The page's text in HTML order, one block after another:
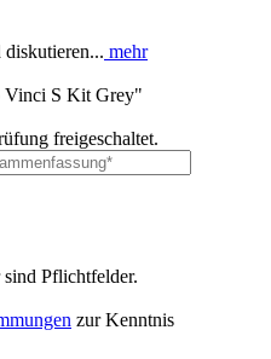
diskutieren... mehr
Vinci S Kit Grey"
freigeschaltet.
Pflichtfelder.
zur Kenntnis